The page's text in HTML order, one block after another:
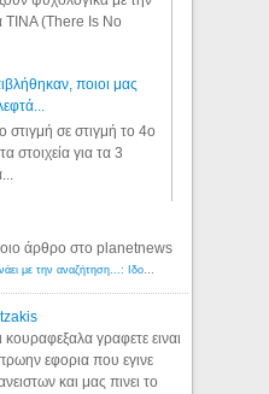
TINA (There Is No
ποιοι μας
στιγμή σε στιγμή το 4ο
στοιχεία για τα 3
άρθρο στο planetnews
Λόγιος Ερμής | Η γνώση ξεκινάει με την αναζήτηση...: Ιδού οι 18 που χρωστούν 11 δις ευρώ!
κουραφεξαλα γραφετε ειναι
εφορια που εγινε
και μας πινει το